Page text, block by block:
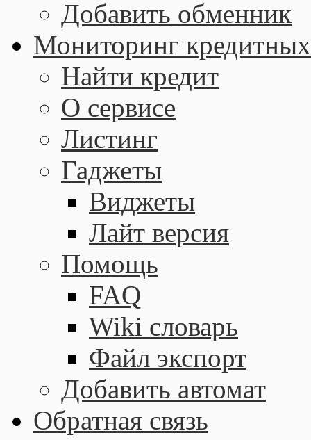
Добавить обменник
Мониторинг кредитных
Найти кредит
О сервисе
Листинг
Гаджеты
Виджеты
Лайт версия
Помощь
FAQ
Wiki словарь
Файл экспорт
Добавить автомат
Обратная связь